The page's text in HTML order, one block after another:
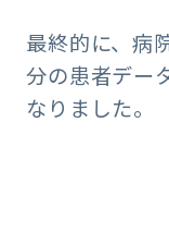
最終的に、病
分の患者デー
なりました。